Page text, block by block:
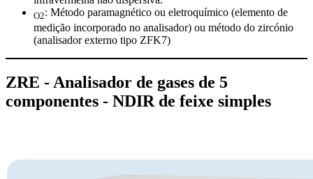
O2: Método paramagnético ou eletroquímico (elemento de
medição incorporado no analisador) ou método do zircónio
(analisador externo tipo ZFK7)
ZRE - Analisador de gases de 5
componentes - NDIR de feixe simples